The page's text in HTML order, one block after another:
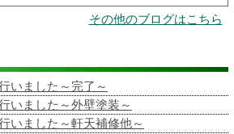
その他のブログはこちら
いました～完了～
いました～外壁塗装～
いました～軒天補修他～